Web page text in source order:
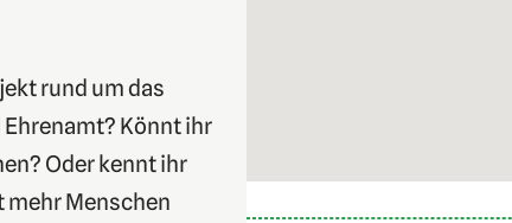
rund um das
Könnt ihr
Oder kennt ihr
mehr Menschen